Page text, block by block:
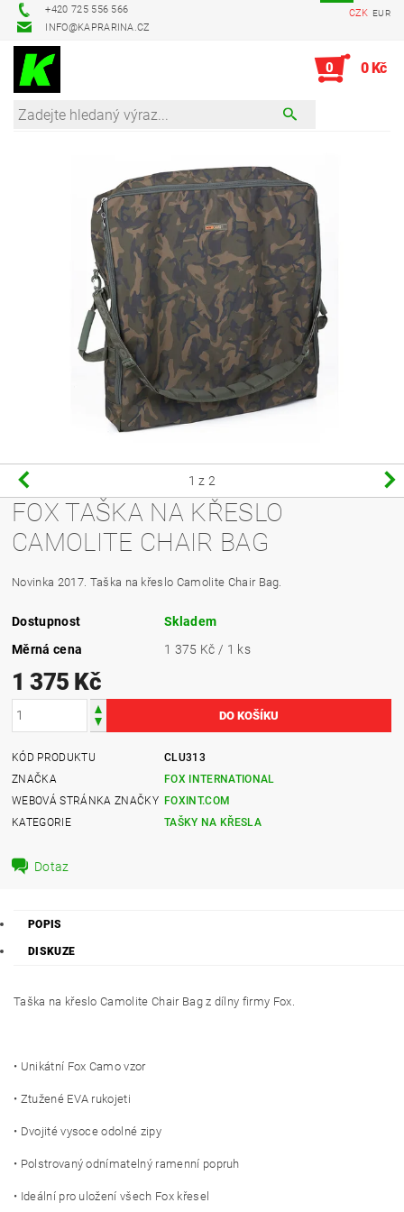
+420 725 556 566
INFO@KAPRARINA.CZ
CZK EUR
0 0 Kč
1 z 2
FOX TAŠKA NA KŘESLO
CAMOLITE CHAIR BAG
Novinka 2017. Taška na křeslo Camolite Chair Bag.
Dostupnost
Skladem
Měrná cena
1 375 Kč / 1 ks
1 375 Kč
KÓD PRODUKTU
CLU313
ZNAČKA
FOX INTERNATIONAL
WEBOVÁ STRÁNKA ZNAČKY FOXINT.COM
KATEGORIE
TAŠKY NA KŘESLA
Dotaz
POPIS
DISKUZE
Taška na křeslo Camolite Chair Bag z dílny firmy Fox.
• Unikátní Fox Camo vzor
• Ztužené EVA rukojeti
• Dvojité vysoce odolné zipy
• Polstrovaný odnímatelný ramenní popruh
• Ideální pro uložení všech Fox křesel